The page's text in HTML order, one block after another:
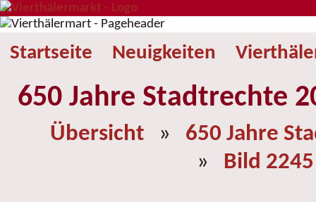
Startseite Neuigkeiten
650 Jahre Stadtrechte
Übersicht » 650 Jahre
» Bild 2245